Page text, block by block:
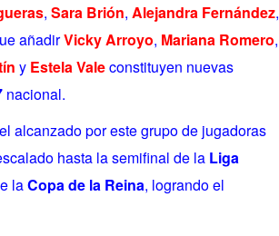
, Sara Brión, Alejandra Fernández,
añadirVicky Arroyo, Mariana Romero,
y Estela Valeconstituyen nuevas
nacional.
alcanzado por este grupo de jugadoras
hasta la semifinal de la Liga
laCopa de la Reina, logrando el